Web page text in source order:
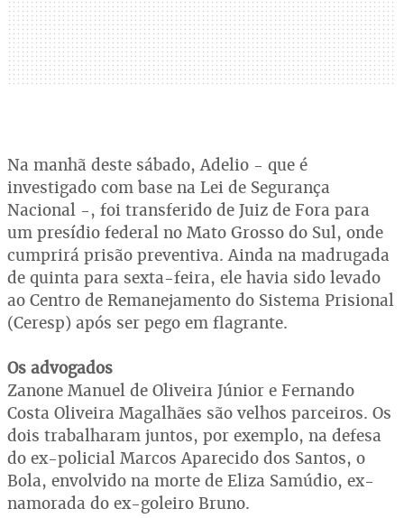
Na manhã deste sábado, Adelio - que é
investigado com base na Lei de Segurança
Nacional -, foi transferido de Juiz de Fora para
um presídio federal no Mato Grosso do Sul, onde
cumprirá prisão preventiva. Ainda na madrugada
de quinta para sexta-feira, ele havia sido levado
ao Centro de Remanejamento do Sistema Prisional
(Ceresp) após ser pego em flagrante.
Os advogados
Zanone Manuel de Oliveira Júnior e Fernando
Costa Oliveira Magalhães são velhos parceiros. Os
dois trabalharam juntos, por exemplo, na defesa
do ex-policial Marcos Aparecido dos Santos, o
Bola, envolvido na morte de Eliza Samúdio, ex-
namorada do ex-goleiro Bruno.